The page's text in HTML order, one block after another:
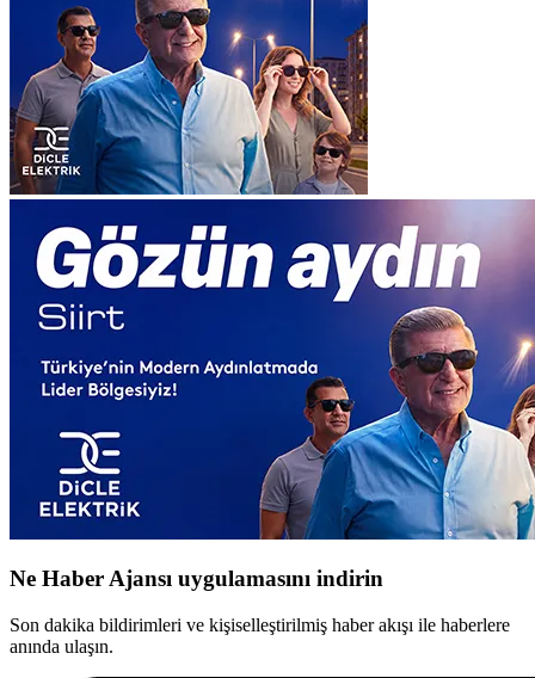
Ne Haber Ajansı uygulamasını indirin
Son dakika bildirimleri ve kişiselleştirilmiş haber akışı ile haberlere
anında ulaşın.